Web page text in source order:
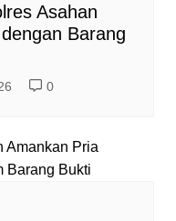
Asahan
Barang
0